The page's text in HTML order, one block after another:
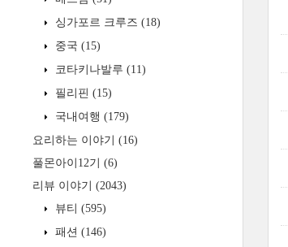
싱가포르 크루즈 (18)
중국 (15)
코타키나발루 (11)
필리핀 (15)
국내여행 (179)
요리하는 이야기 (16)
풀몬아이12기 (6)
리뷰 이야기 (2043)
뷰티 (595)
패션 (146)